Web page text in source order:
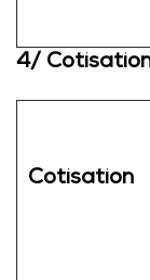
4/
Cotisation